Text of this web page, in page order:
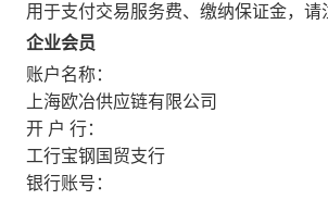
用于支付交易服务费、缴纳保证金，
企业会员
账户名称：
上海欧冶供应链有限公司
开 户 行：
工行宝钢国贸支行
银行账号：